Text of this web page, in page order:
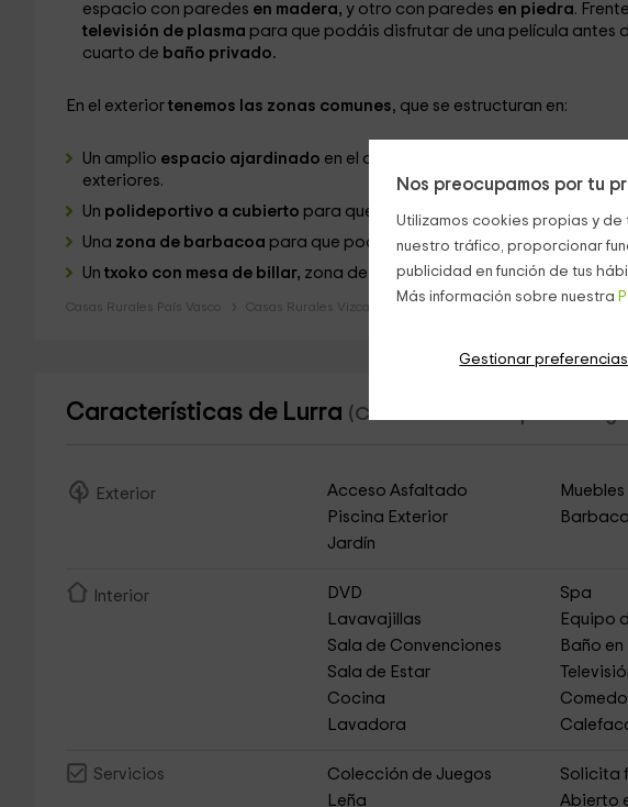
Nos preocupamos por tu
Utilizamos cookies propias y
nuestro tráfico, proporcionar
publicidad en función de tus
Más información sobre nuestra
Gestionar preferencias
espacio con paredes en madera, y otro con paredes en piedra.
televisión de plasma para que podáis disfrutar de una película antes
cuarto de baño privado.
En el exteriortenemos las zonas comunes, que se estructuran en:
Un amplio espacio ajardinado en el que tenemos la impresionante
exteriores.
Un polideportivo a cubierto para que podáis disfrutar de juegos juntos.
Una zona de barbacoa para que podáis cocinar y comer en el
Un txoko con mesa de billar, zona de comer y bar.
Casas Rurales País Vasco Casas Rurales Vizcaya
Características de Lurra (Casa Rural de Alquiler
Exterior Acceso Asfaltado
Piscina Exterior
Jardín
Interior DVD Spa
Lavavajillas
Equipo
Sala de Convenciones
Baño
Sala de Estar
Cocina
Lavadora
Servicios Colección de Juegos Solicita
Leña
Abierto